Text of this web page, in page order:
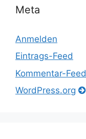
Meta
Anmelden
Eintrags-Feed
Kommentar-Feed
WordPress.org